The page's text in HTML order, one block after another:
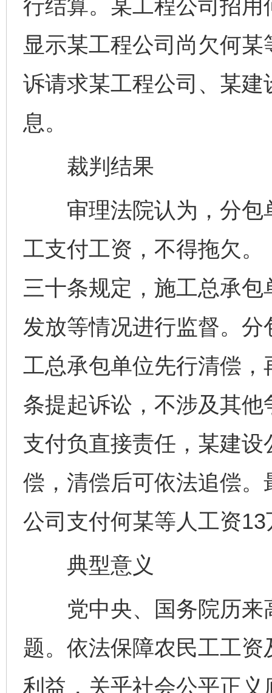
行结算。某工程公司招
显示某工程公司尚欠何
诉请求某工程公司、某
息。
裁判结果
审理法院认为，分包
工支付工资，不得拖欠
三十条规定，施工总承
发放等情况进行监督。
工总承包单位先行清偿
条提起诉讼，不涉及其
支付负直接责任，某建
偿，清偿后可依法追偿
公司支付何某等人工资
典型意义
党中央、国务院历来
题。依法保障农民工工
利益，关乎社会公平正